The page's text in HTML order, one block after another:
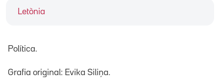
Letònia
Política.
Grafia original: Evika Siliņa.